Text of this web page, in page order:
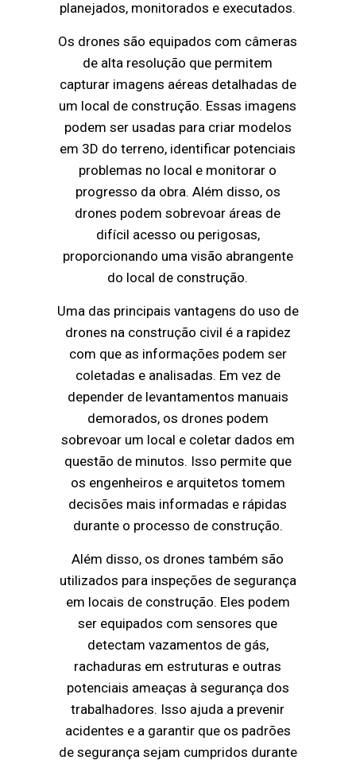
planejados, monitorados e executados.
Os drones são equipados com câmeras
de alta resolução que permitem
capturar imagens aéreas detalhadas de
um local de construção. Essas imagens
podem ser usadas para criar modelos
em 3D do terreno, identificar potenciais
problemas no local e monitorar o
progresso da obra. Além disso, os
drones podem sobrevoar áreas de
difícil acesso ou perigosas,
proporcionando uma visão abrangente
do local de construção.
Uma das principais vantagens do uso de
drones na construção civil é a rapidez
com que as informações podem ser
coletadas e analisadas. Em vez de
depender de levantamentos manuais
demorados, os drones podem
sobrevoar um local e coletar dados em
questão de minutos. Isso permite que
os engenheiros e arquitetos tomem
decisões mais informadas e rápidas
durante o processo de construção.
Além disso, os drones também são
utilizados para inspeções de segurança
em locais de construção. Eles podem
ser equipados com sensores que
detectam vazamentos de gás,
rachaduras em estruturas e outras
potenciais ameaças à segurança dos
trabalhadores. Isso ajuda a prevenir
acidentes e a garantir que os padrões
de segurança sejam cumpridos durante